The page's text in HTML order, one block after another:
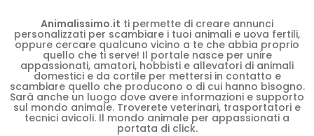
Animalissimo.it ti permette di creare annunci
personalizzati per scambiare i tuoi animali e uova fertili,
oppure cercare qualcuno vicino a te che abbia proprio
quello che ti serve! Il portale nasce per unire
appassionati, amatori, hobbisti e allevatori di animali
domestici e da cortile per mettersi in contatto e
scambiare quello che producono o di cui hanno bisogno.
Sarà anche un luogo dove avere informazioni e supporto
sul mondo animale. Troverete veterinari, trasportatori e
tecnici avicoli. Il mondo animale per appassionati a
portata di click.